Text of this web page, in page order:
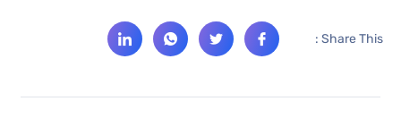
Share This :